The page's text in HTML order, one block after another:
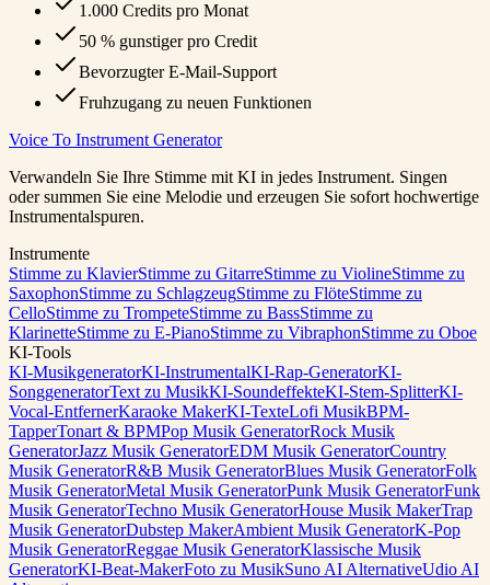
1.000 Credits pro Monat
50 % gunstiger pro Credit
Bevorzugter E-Mail-Support
Fruhzugang zu neuen Funktionen
Voice To Instrument Generator
Verwandeln Sie Ihre Stimme mit KI in jedes Instrument. Singen
oder summen Sie eine Melodie und erzeugen Sie sofort hochwertige
Instrumentalspuren.
Instrumente
Stimme zu KlavierStimme zu GitarreStimme zu ViolineStimme zu
SaxophonStimme zu SchlagzeugStimme zu FlöteStimme zu
CelloStimme zu TrompeteStimme zu BassStimme zu
KlarinetteStimme zu E-PianoStimme zu VibraphonStimme zu Oboe
KI-Tools
KI-MusikgeneratorKI-InstrumentalKI-Rap-GeneratorKI-
SonggeneratorText zu MusikKI-SoundeffekteKI-Stem-SplitterKI-
Vocal-EntfernerKaraoke MakerKI-TexteLofi MusikBPM-
TapperTonart & BPMPop Musik GeneratorRock Musik
GeneratorJazz Musik GeneratorEDM Musik GeneratorCountry
Musik GeneratorR&B Musik GeneratorBlues Musik GeneratorFolk
Musik GeneratorMetal Musik GeneratorPunk Musik GeneratorFunk
Musik GeneratorTechno Musik GeneratorHouse Musik MakerTrap
Musik GeneratorDubstep MakerAmbient Musik GeneratorK-Pop
Musik GeneratorReggae Musik GeneratorKlassische Musik
GeneratorKI-Beat-MakerFoto zu MusikSuno AI AlternativeUdio AI